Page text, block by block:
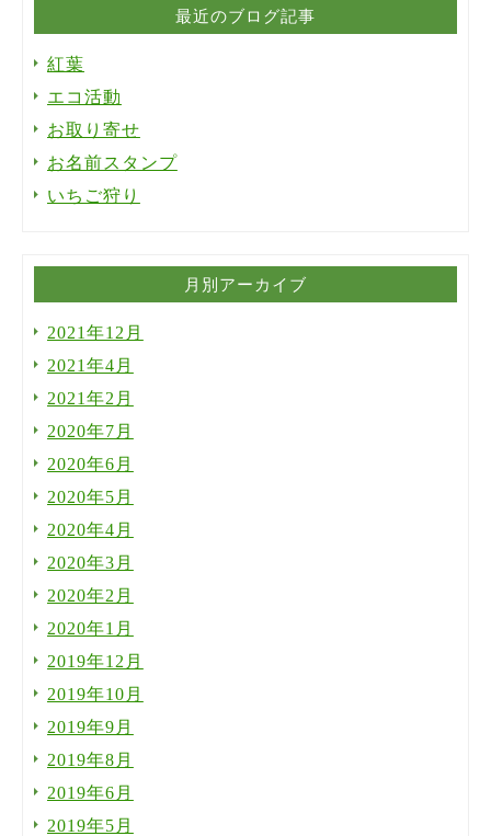
最近のブログ記事
紅葉
エコ活動
お取り寄せ
お名前スタンプ
いちご狩り
月別アーカイブ
2021年12月
2021年4月
2021年2月
2020年7月
2020年6月
2020年5月
2020年4月
2020年3月
2020年2月
2020年1月
2019年12月
2019年10月
2019年9月
2019年8月
2019年6月
2019年5月